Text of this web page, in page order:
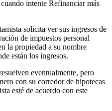
intente Refinanciar más
solicita ver sus ingresos de
de impuestos personal
la propiedad a su nombre
están los ingresos.
eventualmente, pero
con su corredor de hipotecas
esté de acuerdo con este